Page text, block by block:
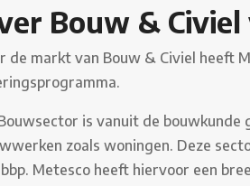
Bouw &
de markt van Bouw & Civiel heeft
is vanuit de bouwkunde
zoals woningen. Deze
Metesco heeft hiervoor een